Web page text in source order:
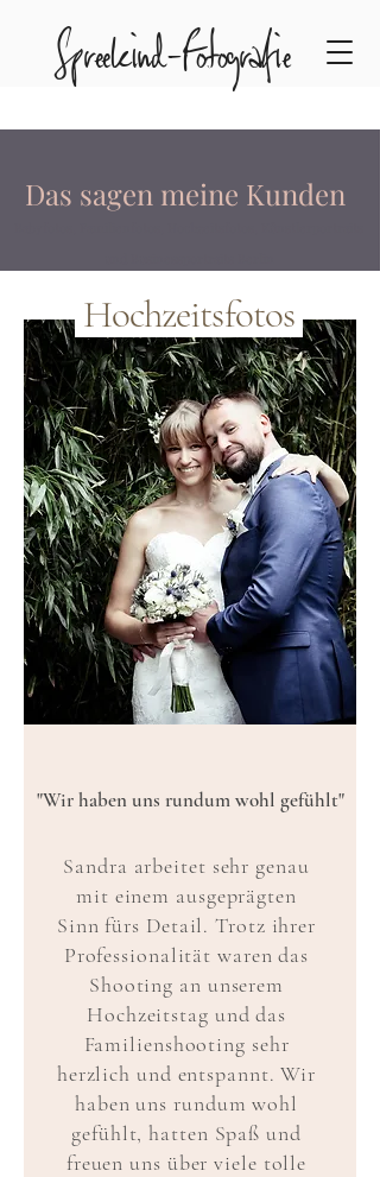
Spreekind-Fotografie
Das sagen meine Kunden
"Wir haben uns rundum wohl gefühlt"
Sandra arbeitet sehr genau
mit einem ausgeprägten
Sinn fürs Detail. Trotz ihrer
Professionalität waren das
Shooting an unserem
Hochzeitstag und das
Familienshooting sehr
herzlich und entspannt. Wir
haben uns rundum wohl
gefühlt, hatten Spaß und
freuen uns über viele tolle
Hochzeitsfotos